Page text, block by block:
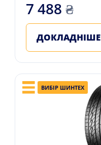
7 488 ₴
ДОКЛАДНІШЕ
ВИБІР ШИНТЕХ